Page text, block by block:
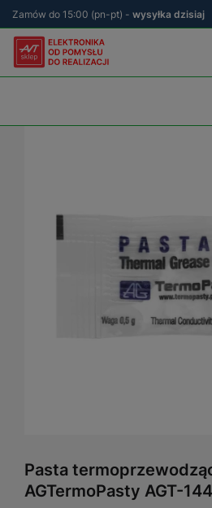
Zamów do 15:00 (pn-pt) - wysyłka dzisiaj
Pasta
AGTermoPasty AGT-144